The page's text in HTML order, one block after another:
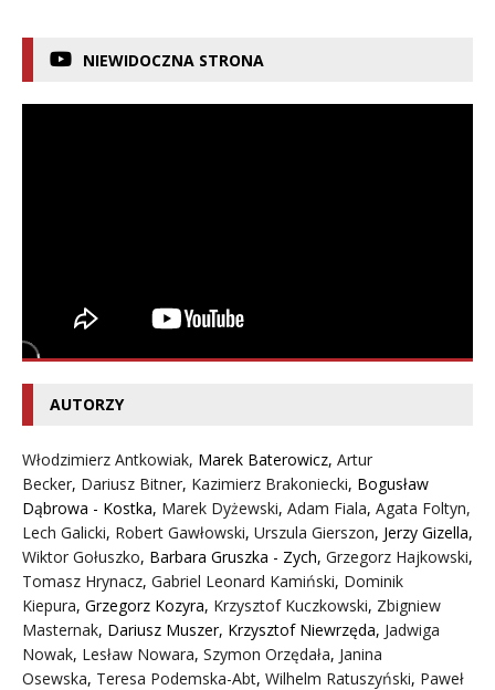
NIEWIDOCZNA STRONA
AUTORZY
Włodzimierz Antkowiak, Marek Baterowicz, Artur
Becker, Dariusz Bitner, Kazimierz Brakoniecki, Bogusław
Dąbrowa - Kostka, Marek Dyżewski, Adam Fiala, Agata Foltyn,
Lech Galicki, Robert Gawłowski, Urszula Gierszon, Jerzy Gizella,
Wiktor Gołuszko, Barbara Gruszka - Zych, Grzegorz Hajkowski,
Tomasz Hrynacz, Gabriel Leonard Kamiński, Dominik
Kiepura, Grzegorz Kozyra, Krzysztof Kuczkowski, Zbigniew
Masternak, Dariusz Muszer, Krzysztof Niewrzęda, Jadwiga
Nowak, Lesław Nowara, Szymon Orzędała, Janina
Osewska, Teresa Podemska-Abt, Wilhelm Ratuszyński, Paweł